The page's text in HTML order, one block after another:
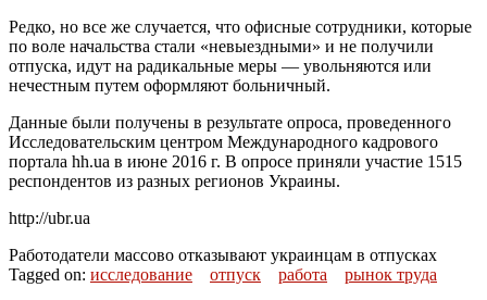
Редко, но все же случается, что офисные сотрудники, которые
по воле начальства стали «невыездными» и не получили
отпуска, идут на радикальные меры — увольняются или
нечестным путем оформляют больничный.
Данные были получены в результате опроса, проведенного
Исследовательским центром Международного кадрового
портала hh.ua в июне 2016 г. В опросе приняли участие 1515
респондентов из разных регионов Украины.
http://ubr.ua
Работодатели массово отказывают украинцам в отпусках
Tagged on: исследование отпуск работа
рынок труда